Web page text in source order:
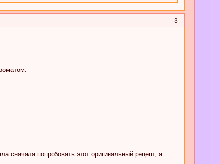
3
сначала попробовать этот оригинальный рецепт, а